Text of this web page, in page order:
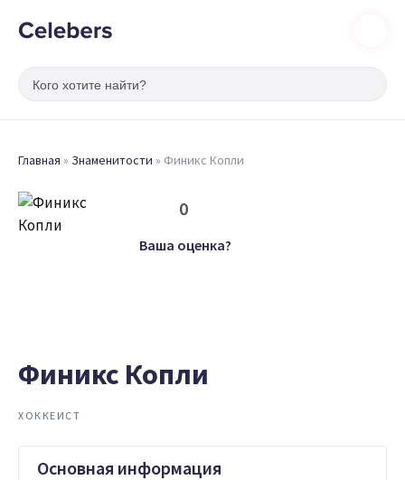
Главная » Знаменитости » Финикс Копли
0
Ваша оценка?
Финикс Копли
ХОККЕИСТ
Основная информация